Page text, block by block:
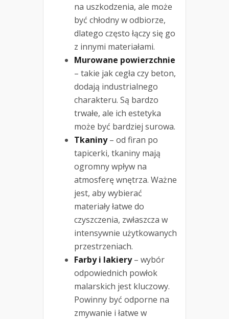
na uszkodzenia, ale może
być chłodny w odbiorze,
dlatego często łączy się go
z innymi materiałami.
Murowane powierzchnie
– takie jak cegła czy beton,
dodają industrialnego
charakteru. Są bardzo
trwałe, ale ich estetyka
może być bardziej surowa.
Tkaniny– od firan po
tapicerki, tkaniny mają
ogromny wpływ na
atmosferę wnętrza. Ważne
jest, aby wybierać
materiały łatwe do
czyszczenia, zwłaszcza w
intensywnie użytkowanych
przestrzeniach.
Farby i lakiery– wybór
odpowiednich powłok
malarskich jest kluczowy.
Powinny być odporne na
zmywanie i łatwe w